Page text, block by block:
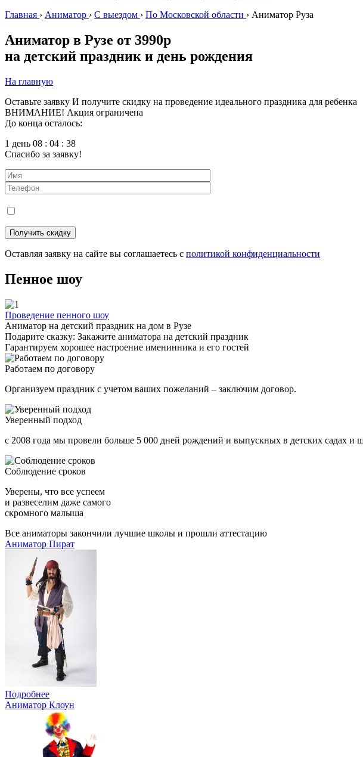
Главная › Аниматор › С выездом › По Московской области › Аниматор Руза
Аниматор в Рузе от 3990р
на детский праздник и день рождения
На главную
Оставьте заявку И получите скидку на проведение идеального праздника для ребенка
ВНИМАНИЕ! Акция ограничена
До конца осталось:
1 день 08 : 04 : 37
Спасибо за заявку!
Оставляя заявку на сайте вы соглашаетесь с политикой конфиденциальности
Пенное шоу
Проведение пенного шоу
Аниматор на детский праздник на дом в Рузе
Подарите сказку: Закажите аниматора на детский праздник
Гарантируем хорошее настроение именинника и его гостей
Работаем по договору
Организуем праздник с учетом ваших пожеланий – заключим договор.
Уверенный подход
с 2008 года мы провели больше 5 000 дней рождений и выпускных в детских садах и
Соблюдение сроков
Уверены, что все успеем
и развеселим даже самого
скромного малыша
Все аниматоры закончили лучшие школы и прошли аттестацию
Аниматор Пират
Подробнее
Аниматор Клоун